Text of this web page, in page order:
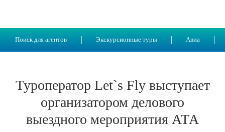
Поиск для агентов Экскурсионные туры Авиа
Туроператор Let`s Fly выступает
организатором делового
выездного мероприятия АТА